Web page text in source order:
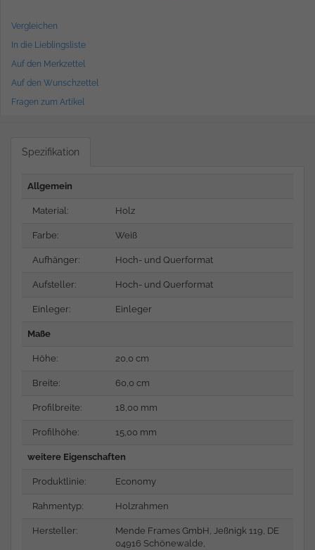
Vergleichen
In die Lieblingsliste
Auf den Merkzettel
Auf den Wunschzettel
Fragen zum Artikel
Spezifikation
Allgemein
Material: Holz
Farbe: Weiß
Aufhänger: Hoch- und Querformat
Aufsteller: Hoch- und Querformat
Einleger: Einleger
Maße
Höhe: 20,0 cm
Breite: 60,0 cm
Profilbreite: 18,00 mm
Profilhöhe: 15,00 mm
weitere Eigenschaften
Produktlinie: Economy
Rahmentyp: Holzrahmen
Hersteller:
Mende Frames GmbH, Jeßnigk 119, DE
04916 Schönewalde,